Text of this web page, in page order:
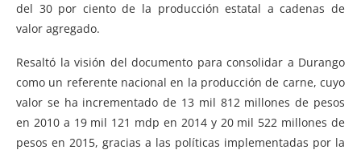
del 30 por ciento de la producción estatal a cadenas de
valor agregado.
Resaltó la visión del documento para consolidar a Durango
como un referente nacional en la producción de carne, cuyo
valor se ha incrementado de 13 mil 812 millones de pesos
en 2010 a 19 mil 121 mdp en 2014 y 20 mil 522 millones de
pesos en 2015, gracias a las políticas implementadas por la